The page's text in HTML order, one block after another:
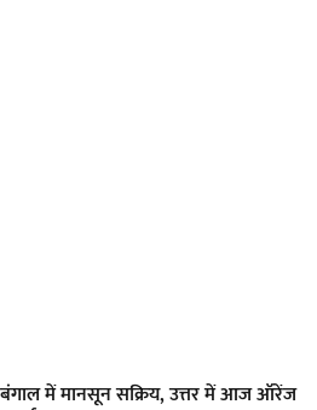
बंगाल में मानसून सक्रिय, उत्तर में आज ऑरेंज